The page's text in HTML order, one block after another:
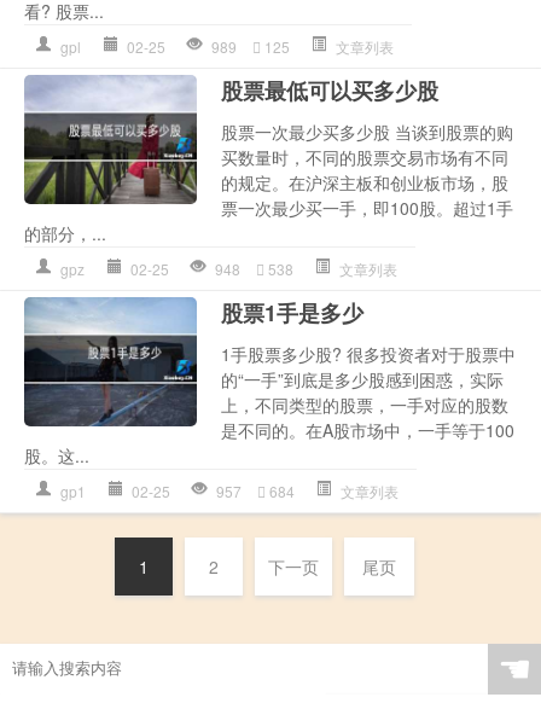
看? 股票...
gpl 02-25 989 125 文章列表
股票最低可以买多少股
股票一次最少买多少股 当谈到股票的购
买数量时，不同的股票交易市场有不同
的规定。在沪深主板和创业板市场，股
票一次最少买一手，即100股。超过1手
的部分，...
gpz 02-25 948 538 文章列表
股票1手是多少
1手股票多少股? 很多投资者对于股票中
的“一手”到底是多少股感到困惑，实际
上，不同类型的股票，一手对应的股数
是不同的。在A股市场中，一手等于100
股。这...
gp1 02-25 957 684 文章列表
1 2 下一页 尾页
☚